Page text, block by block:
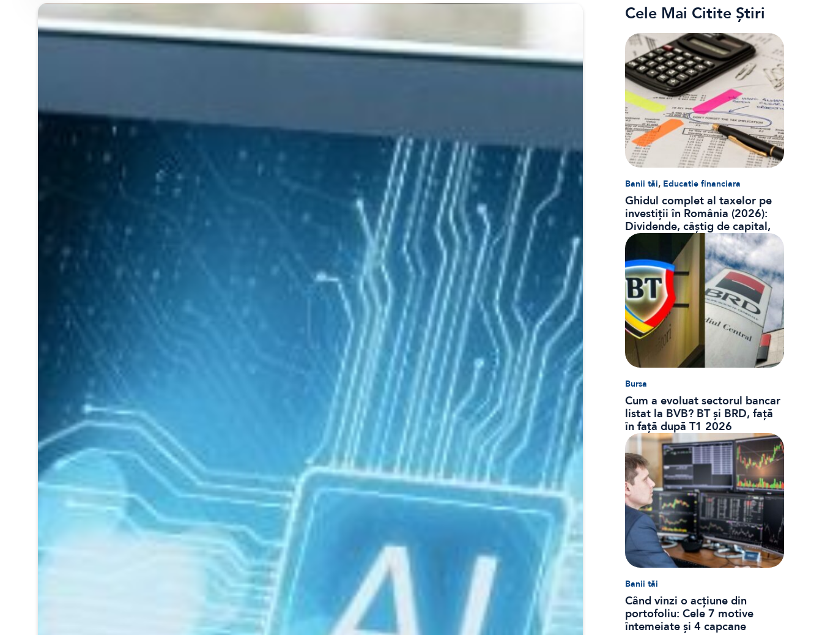
Cele Mai Citite Știri
Banii tăi, Educatie financiara
Ghidul complet al taxelor pe
investiții în România (2026):
Dividende, câștig de capital,
dobânzi și CASS
Bursa
Cum a evoluat sectorul bancar
listat la BVB? BT și BRD, față
în față după T1 2026
Banii tăi
Când vinzi o acțiune din
portofoliu: Cele 7 motive
întemeiate și 4 capcane